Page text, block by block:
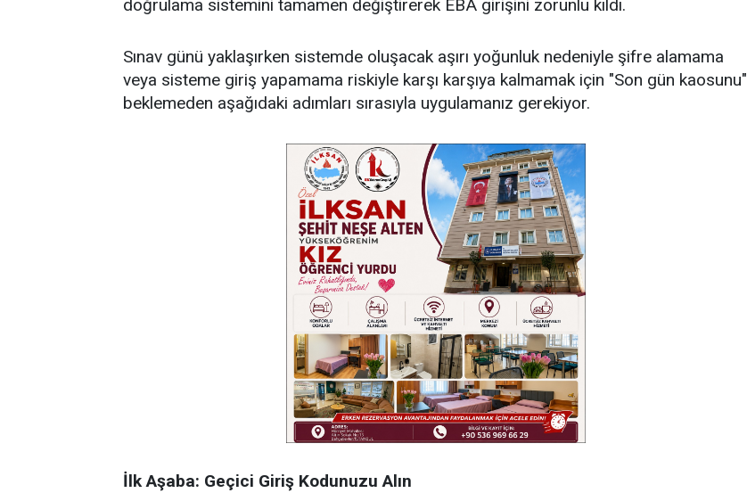
doğrulama sistemini tamamen değiştirerek EBA girişini zorunlu kıldı.
Sınav günü yaklaşırken sistemde oluşacak aşırı yoğunluk nedeniyle şifre alamama
veya sisteme giriş yapamama riskiyle karşı karşıya kalmamak için "Son gün kaosunu"
beklemeden aşağıdaki adımları sırasıyla uygulamanız gerekiyor.
İlk Aşaba: Geçici Giriş Kodunuzu Alın